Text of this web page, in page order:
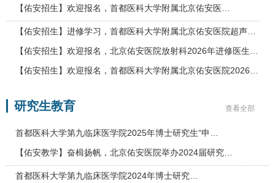
【佑安招生】欢迎报名，首都医科大学附属北京佑安医…
查看全部
研究生教育
首都医科大学第九临床医学院2025年博士研究生“申…
【佑安教学】奋楫扬帆，北京佑安医院举办2024届研究…
首都医科大学第九临床医学院2024年博士研究…